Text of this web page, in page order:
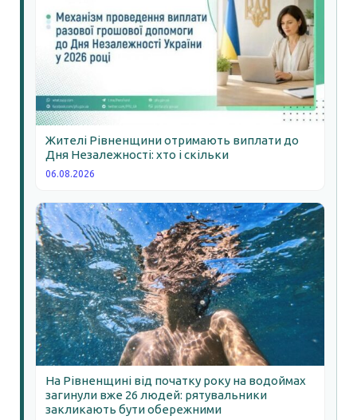
Жителі Рівненщини отримають виплати до
Дня Незалежності: хто і скільки
06.08.2026
На Рівненщині від початку року на водоймах
загинули вже 26 людей: рятувальники
закликають бути обережними